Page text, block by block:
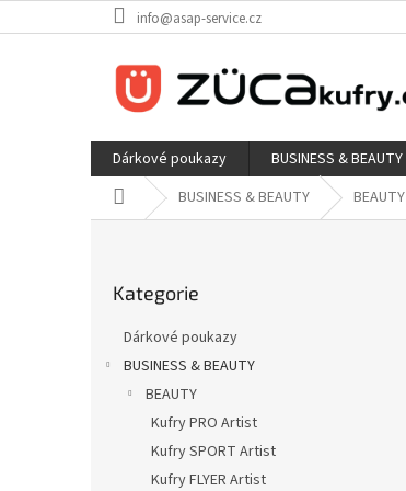
na
info@asap-service.cz
Dárkové poukazy BUSINESS & BEAUTY
Domů BUSINESS & BEAUTY BEAUTY
kategorie
Kategorie
Dárkové poukazy
BUSINESS & BEAUTY
BEAUTY
Kufry PRO Artist
Kufry SPORT Artist
Kufry FLYER Artist